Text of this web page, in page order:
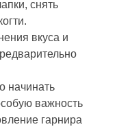
снять
вкуса и
начинать
важность
гарнира